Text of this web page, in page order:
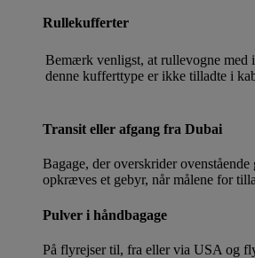
Rullekufferter
Bemærk venligst, at rullevogne med
denne kufferttype er ikke tilladte i
Transit eller afgang fra Dubai
Bagage, der overskrider
opkræves et gebyr, når målene for
Pulver i håndbagage
På flyrejser til, fra eller via USA og